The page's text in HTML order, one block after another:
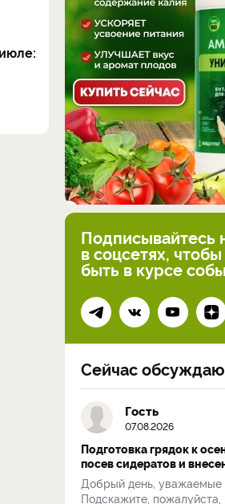
Подписывайтесь
в соцсетях,
быть в курсе
Сейчас
Гость
07.08.2026
Подготовка грядок к
посев сидератов и
Добрый день, уважаемые
Подскажите, пожалуйста,